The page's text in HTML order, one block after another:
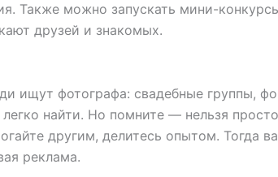
Также можно запускать мини-
друзей и знакомых.
ищут фотографа: свадебные группы,
найти. Но помните — нельзя
другим, делитесь опытом. Тогда
реклама.